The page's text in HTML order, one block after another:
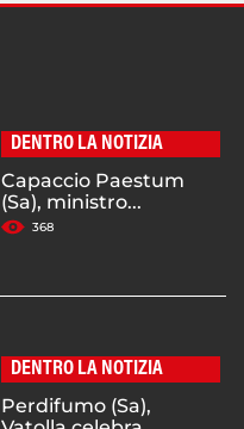
DENTRO LA NOTIZIA
Capaccio Paestum
(Sa), ministro...
368
DENTRO LA NOTIZIA
Perdifumo (Sa),